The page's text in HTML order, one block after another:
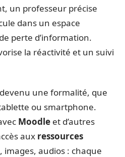
un professeur précise
dans un espace
perte d’information.
la réactivité et un suivi
une formalité, que
ou smartphone.
Moodle et d’autres
aux ressources
images, audios : chaque